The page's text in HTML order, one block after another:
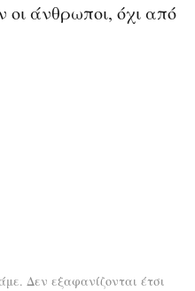
άνθρωποι, όχι από
Δεν εξαφανίζονται έτσι